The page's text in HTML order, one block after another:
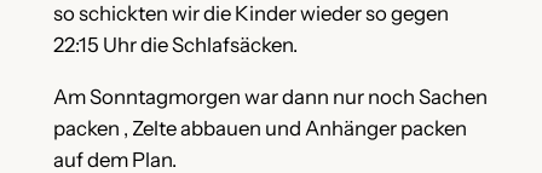
so schickten wir die Kinder wieder so gegen
22:15 Uhr die Schlafsäcken.
Am Sonntagmorgen war dann nur noch Sachen
packen , Zelte abbauen und Anhänger packen
auf dem Plan.